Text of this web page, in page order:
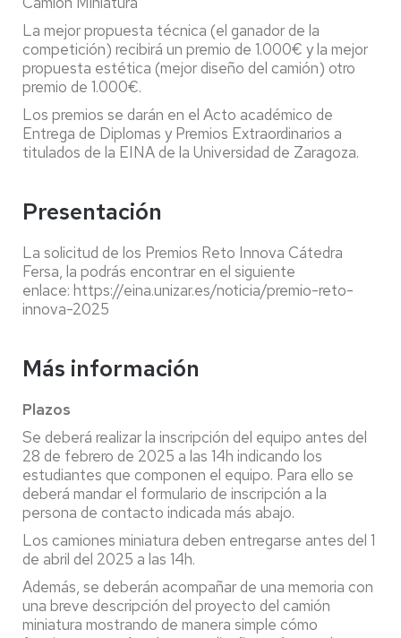
La mejor propuesta técnica (el ganador de la
competición) recibirá un premio de 1.000€ y la mejor
propuesta estética (mejor diseño del camión) otro
premio de 1.000€.
Los premios se darán en el Acto académico de
Entrega de Diplomas y Premios Extraordinarios a
titulados de la EINA de la Universidad de Zaragoza.
Presentación
La solicitud de los Premios Reto Innova Cátedra
Fersa, la podrás encontrar en el siguiente
enlace: https://eina.unizar.es/noticia/premio-reto-
innova-2025
Más información
Plazos
Se deberá realizar la inscripción del equipo antes del
28 de febrero de 2025 a las 14h indicando los
estudiantes que componen el equipo. Para ello se
deberá mandar el formulario de inscripción a la
persona de contacto indicada más abajo.
Los camiones miniatura deben entregarse antes del 1
de abril del 2025 a las 14h.
Además, se deberán acompañar de una memoria con
una breve descripción del proyecto del camión
miniatura mostrando de manera simple cómo